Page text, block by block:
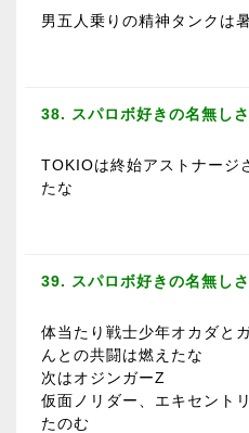
男五人乗りの精神タンクは
38. スパロボ好きの名無し
TOKIOは終始アストナージ
たな
39. スパロボ好きの名無し
体当たり戦士少年オカダと
んとの共闘は燃えたな
次はオジンガーZ
仮面ノリダー、エキセント
たのむ